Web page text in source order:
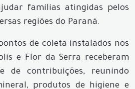
famílias atingidas pelos
regiões do Paraná.
de coleta instalados nos
e Flor da Serra receberam
de contribuições, reunindo
produtos de higiene e